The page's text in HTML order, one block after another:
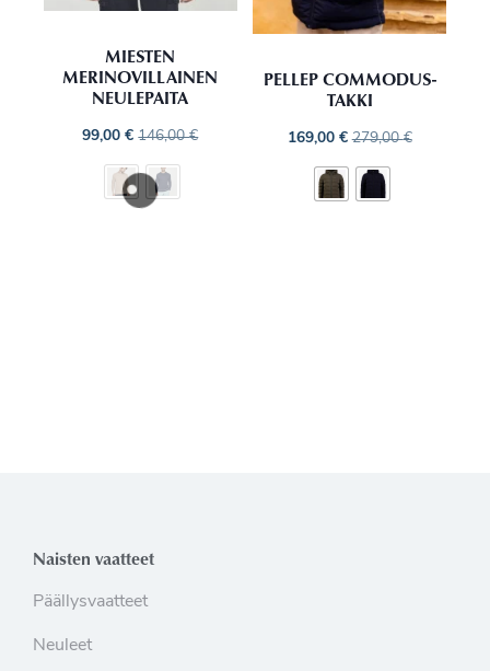
MIESTEN
MERINOVILLAINEN
NEULEPAITA
99,00€ 146,00€
PELLEP COMMODUS-
TAKKI
169,00 € 279,00€
Naisten vaatteet
Päällysvaatteet
Neuleet